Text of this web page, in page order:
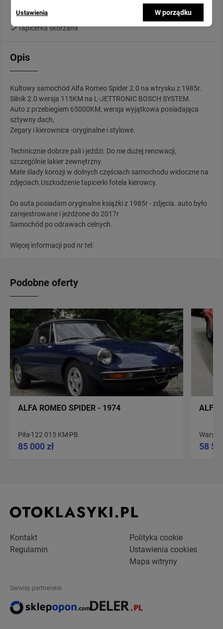
Radio niefabryczne
Tapicerka skórzana
Opis
Kultowy samochód Alfa Romeo Spider 2.0 na wtrysku z 1985r.
Silnik 2.0 wersja 115KM na L-JETTRONIC BOSCH SYSTEM.
Auto z przebiegiem 65000KM, wersja wyjątkowa posiadająca
sztywny dach,
Zegary i kierownica -oryginalne i stylowe.
Technicznie dobrze pali i jeździ. Do nie dużej renowacji,
szczególnie lakier zewnętrzny.
Małe ślady korozji w dolnych częściach samochodu widoczne na
zdjęciach.Uszkodzenie tapicerki fotela kierowcy.
Do auta posiadam oryginalne książki z 1985r - zdjęcia. auto było
zarejestrowane i jeżdżone do 2017r
Samochód po odrawach celnych.
Więcej informacji pod nr tel:
Podobne oferty
ALFA ROMEO SPIDER - 1974
Piła 122 015 KM PB
85 000 zł
ALFA
58
Kontakt
Regulamin
Polityka cookie
Ustawienia cookies
Mapa witryny
Serwisy partnerskie
Ustawienia W porządku